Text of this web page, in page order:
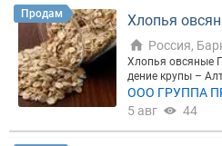
Продам Хлопья
Россия,
Хлопья овсяные
дение крупы –
рузка авто и ж/д
сии, а так же в
ов.
ООО ГРУППА
5 авг
44